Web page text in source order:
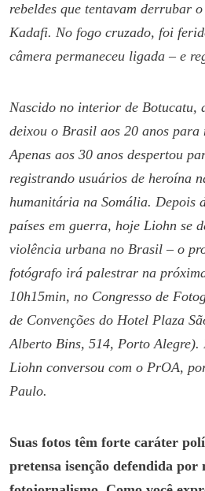
rebeldes que tentavam derrubar
Kadafi. No fogo cruzado, foi
câmera permaneceu ligada – e
Nascido no interior de Botucatu,
deixou o Brasil aos 20 anos para
Apenas aos 30 anos despertou
registrando usuários de heroína
humanitária na Somália. Depois
países em guerra, hoje Liohn se
violência urbana no Brasil – o
fotógrafo irá palestrar na
10h15min, no Congresso de
de Convenções do Hotel Plaza
Alberto Bins, 514, Porto Alegre).
Liohn conversou com o PrOA,
Paulo.
Suas fotos têm forte caráter
pretensa isenção defendida por